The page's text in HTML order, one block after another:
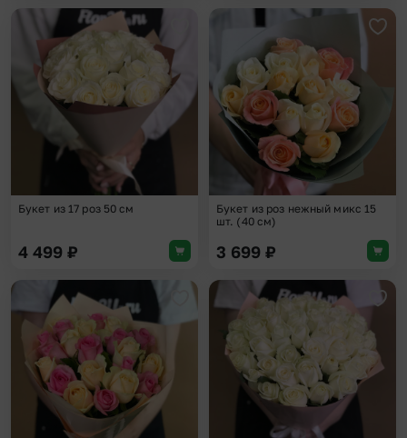
Добавить в избранное
Букет из 17 роз 50 см
4 499 ₽
Букет из роз нежный микс 15
шт. (40 см)
3 699 ₽
Добавить в избранное